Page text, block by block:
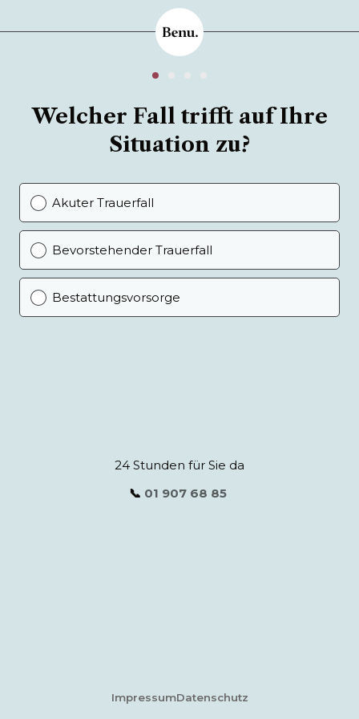
Welcher Fall trifft auf Ihre
Situation zu?
Akuter Trauerfall
Bevorstehender Trauerfall
Bestattungsvorsorge
24 Stunden für Sie da
📞 01 907 68 85
ImpressumDatenschutz